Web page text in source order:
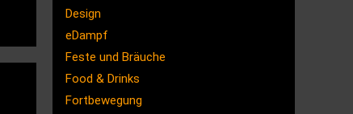
Design
eDampf
Feste und Bräuche
Food & Drinks
Fortbewegung